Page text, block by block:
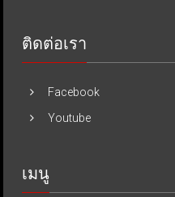
ติดต่อเรา
Facebook
Youtube
เมนู